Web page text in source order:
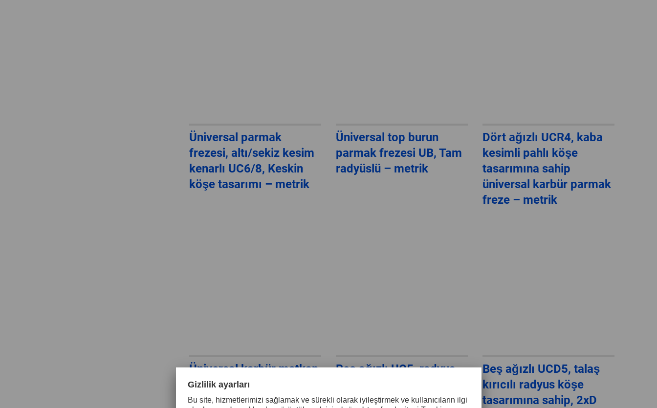
Üniversal parmak
frezesi, altı/sekiz kesim
kenarlı UC6/8, Keskin
köşe tasarımı – metrik
Üniversal top burun
parmak frezesi UB, Tam
radyüslü – metrik
Dört ağızlı UCR4, kaba
kesimli pahlı köşe
tasarımına sahip
üniversal karbür parmak
freze – metrik
Üniversal karbür matkap
ucu U, tip 3xD – metrik
Beş ağızlı UC5, radyus
Universal karbür parmak
Beş ağızlı UCD5, talaş
kırıcılı radyus köşe
tasarımına sahip, 2xD